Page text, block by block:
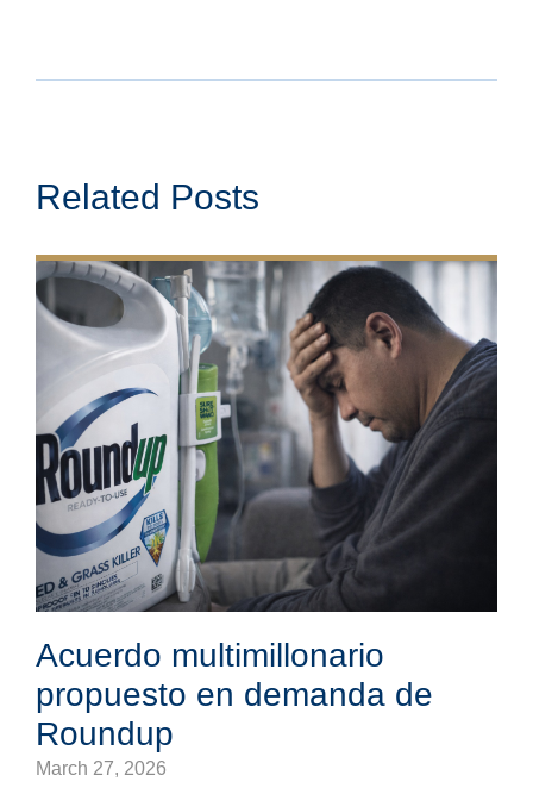
Related Posts
Acuerdo multimillonario
propuesto en demanda de
Roundup
March 27, 2026